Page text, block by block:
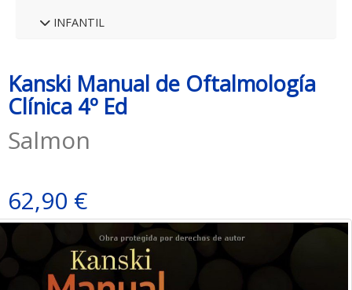
INFANTIL
Kanski Manual de Oftalmología
Clínica 4º Ed
Salmon
62,90 €